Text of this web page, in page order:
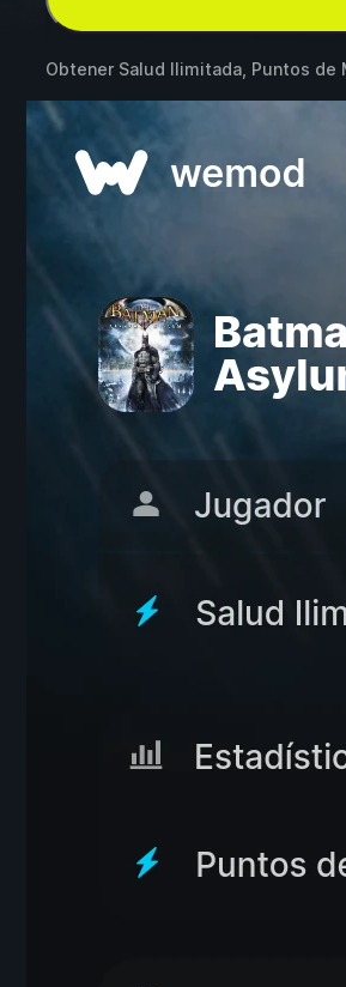
Obtener Salud Ilimitada, Puntos de